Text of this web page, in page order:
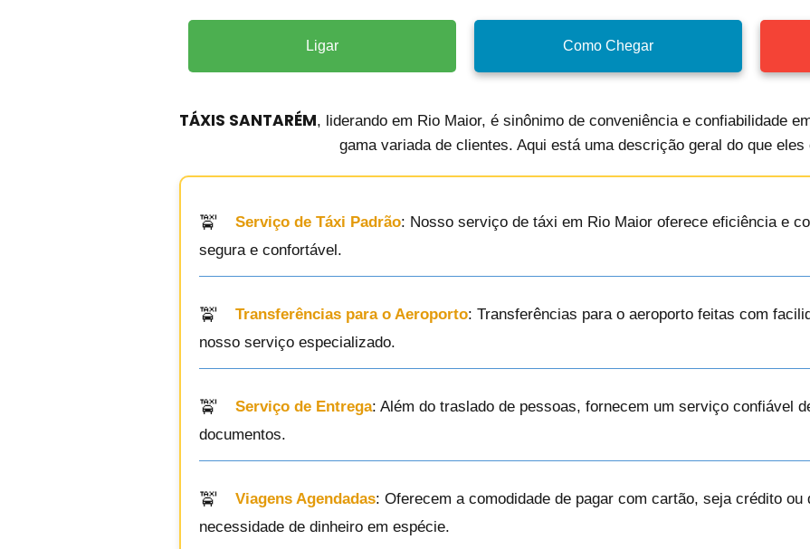
Ligar Como Chegar
TÁXIS SANTARÉM, liderando em Rio Maior, é sinônimo de conveniência e confiabilidade
gama variada de clientes. Aqui está uma descrição geral do que eles
Serviço de Táxi Padrão: Nosso serviço de táxi em Rio Maior oferece eficiência e
segura e confortável.
Transferências para o Aeroporto: Transferências para o aeroporto feitas com
nosso serviço especializado.
Serviço de Entrega: Além do traslado de pessoas, fornecem um serviço confiável
documentos.
Viagens Agendadas: Oferecem a comodidade de pagar com cartão, seja crédito ou
necessidade de dinheiro em espécie.